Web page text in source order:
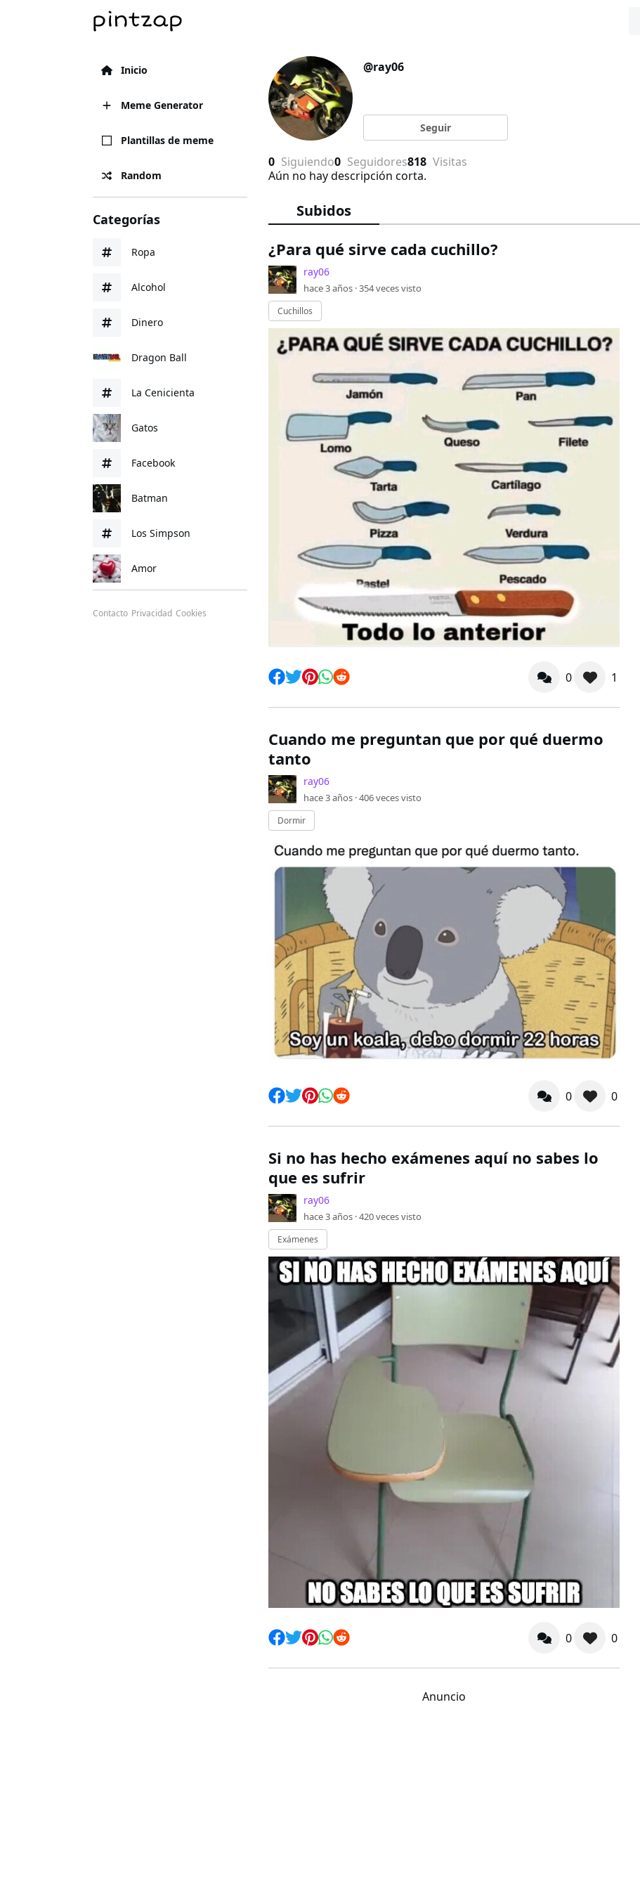
Inicio
Meme Generator
Plantillas de meme
Random
Categorías
Ropa
Alcohol
Dinero
Dragon Ball
La Cenicienta
Gatos
Facebook
Batman
Los Simpson
Amor
Contacto Privacidad Cookies
@ray06
Seguir
0 Siguiendo0 Seguidores818 Visitas
Aún no hay descripción corta.
Subidos
¿Para qué sirve cada cuchillo?
ray06
hace 3 años ·354veces visto
Cuchillos
0 1
Cuando me preguntan que por qué duermo
tanto
ray06
hace 3 años ·406veces visto
Dormir
0 0
Si no has hecho exámenes aquí no sabes lo
que es sufrir
ray06
hace 3 años ·420veces visto
Exámenes
0 0
Anuncio